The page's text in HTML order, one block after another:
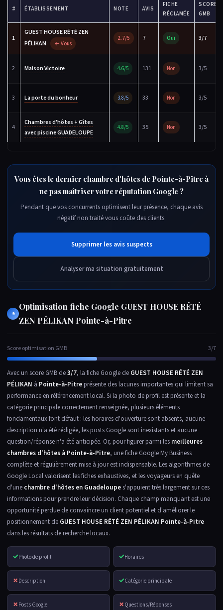
# ÉTABLISSEMENT NOTE AVIS
FICHE
RÉCLAMÉE
SCORE
GMB
1
GUEST HOUSE RÉTÉ ZEN
PÉLIKAN
← Vous
2.7/5 7 Oui 3/7
2 Maison Victoire 4.6/5 131 Non 3/5
3 La porte du bonheur 3.8/5 33 Non 3/5
4
Chambres d'hôtes + Gîtes
avec piscine GUADELOUPE
4.8/5 35 Non 3/5
Vous êtes le dernier chambre d'hôtes de Pointe-à-Pitre à
ne pas maîtriser votre réputation Google ?
Pendant que vos concurrents optimisent leur présence, chaque avis
négatif non traité vous coûte des clients.
Supprimer les avis suspects
Analyser ma situation gratuitement
9
Optimisation fiche Google GUEST HOUSE RÉTÉ
ZEN PÉLIKAN Pointe-à-Pitre
Score optimisation GMB 3/7
Avec un score GMB de3/7, la fiche Google de GUEST HOUSE RÉTÉ ZEN
PÉLIKAN à Pointe-à-Pitre présente des lacunes importantes qui limitent sa
performance en référencement local. Si la photo de profil est présente et la
catégorie principale correctement renseignée, plusieurs éléments
fondamentaux font défaut : les horaires d'ouverture sont absents, aucune
description n'a été rédigée, les posts Google sont inexistants et aucune
question/réponse n'a été anticipée. Or, pour figurer parmi les meilleures
chambres d'hôtes à Pointe-à-Pitre, une fiche Google My Business
complète et régulièrement mise à jour est indispensable. Les algorithmes de
Google Local valorisent les fiches exhaustives, et les voyageurs en quête
d'une chambre d'hôtes en Guadeloupes'appuient très largement sur ces
informations pour prendre leur décision. Chaque champ manquant est une
opportunité perdue de convaincre un client potentiel et d'améliorer le
positionnement de GUEST HOUSE RÉTÉ ZEN PÉLIKAN Pointe-à-Pitre
dans les résultats de recherche locaux.
✓Photo de profil ✓Horaires
✗ Description ✓Catégorie principale
✗ Posts Google ✗ Questions/Réponses